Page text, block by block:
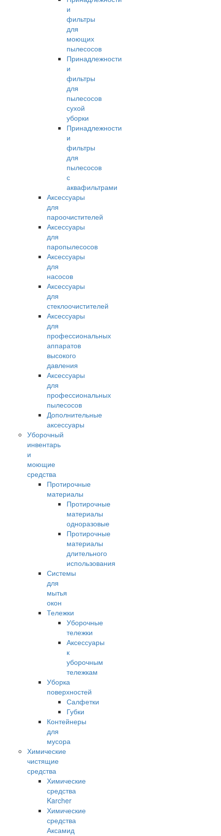
и
фильтры
для
моющих
пылесосов
Принадлежности
и
фильтры
для
пылесосов
сухой
уборки
Принадлежности
и
фильтры
для
пылесосов
с
аквафильтрами
Аксессуары
для
пароочистителей
Аксессуары
для
паропылесосов
Аксессуары
для
насосов
Аксессуары
для
стеклоочистителей
Аксессуары
для
профессиональных
аппаратов
высокого
давления
Аксессуары
для
профессиональных
пылесосов
Дополнительные
аксессуары
Уборочный
инвентарь
и
моющие
средства
Протирочные
материалы
Протирочные
материалы
одноразовые
Протирочные
материалы
длительного
использования
Системы
для
мытья
окон
Тележки
Уборочные
тележки
Аксессуары
к
уборочным
тележкам
Уборка
поверхностей
Салфетки
Губки
Контейнеры
для
мусора
Химические
чистящие
средства
Химические
средства
Karcher
Химические
средства
Аксамид